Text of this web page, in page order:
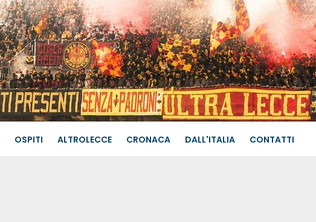
OSPITI ALTROLECCE CRONACA DALL'ITALIA CONTATTI